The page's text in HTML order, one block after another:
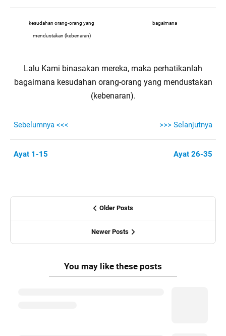
kesudahan orang-orang yang
mendustakan (kebenaran)
bagaimana
Lalu Kami binasakan mereka, maka perhatikanlah
bagaimana kesudahan orang-orang yang mendustakan
(kebenaran).
Sebelumnya <<< >>> Selanjutnya
Ayat 1-15 Ayat 26-35
Older Posts
Newer Posts
You may like these posts